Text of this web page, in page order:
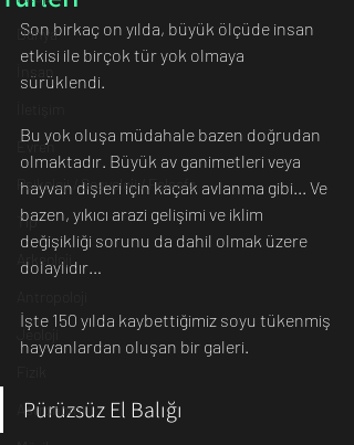
Dünya
Evren
Psikoloji / Sosyoloji / Felsefe
Tıp
Arkeoloji
Jeoloji
Astronomi
Son birkaç on yılda, büyük ölçüde insan
etkisi ile birçok tür yok olmaya
sürüklendi.
Bu yok oluşa müdahale bazen doğrudan
olmaktadır. Büyük av ganimetleri veya
hayvan dişleri için kaçak avlanma gibi... Ve
bazen, yıkıcı arazi gelişimi ve iklim
değişikliği sorunu da dahil olmak üzere
dolaylıdır…
İşte 150 yılda kaybettiğimiz soyu tükenmiş
hayvanlardan oluşan bir galeri.
Pürüzsüz El Balığı